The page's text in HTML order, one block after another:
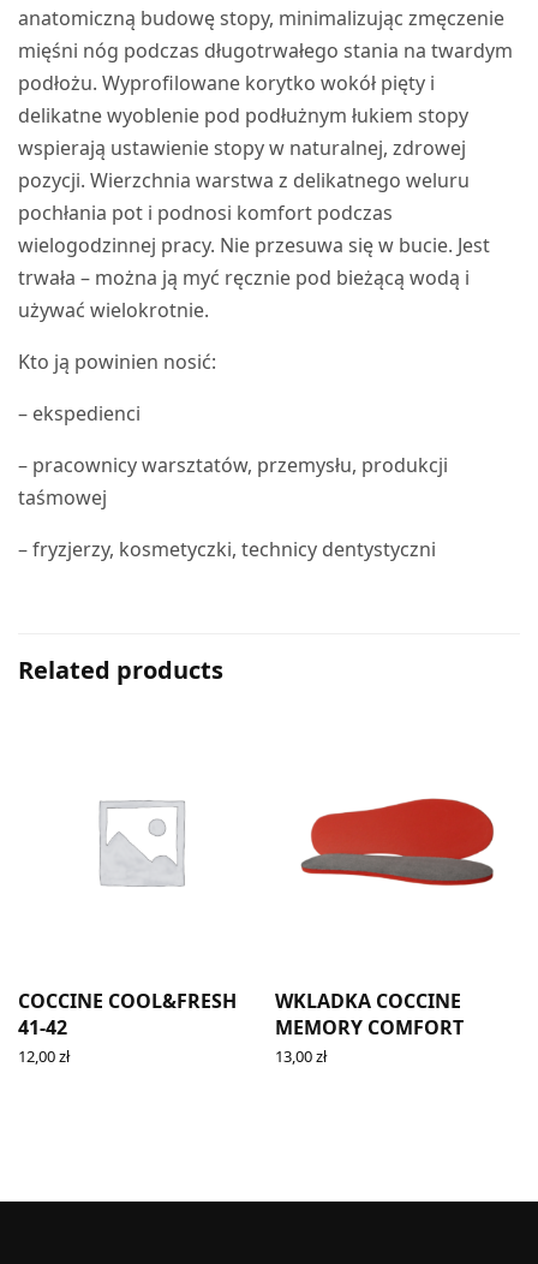
anatomiczną budowę stopy, minimalizując zmęczenie
mięśni nóg podczas długotrwałego stania na twardym
podłożu. Wyprofilowane korytko wokół pięty i
delikatne wyoblenie pod podłużnym łukiem stopy
wspierają ustawienie stopy w naturalnej, zdrowej
pozycji. Wierzchnia warstwa z delikatnego weluru
pochłania pot i podnosi komfort podczas
wielogodzinnej pracy. Nie przesuwa się w bucie. Jest
trwała – można ją myć ręcznie pod bieżącą wodą i
używać wielokrotnie.
Kto ją powinien nosić:
– ekspedienci
– pracownicy warsztatów, przemysłu, produkcji
taśmowej
– fryzjerzy, kosmetyczki, technicy dentystyczni
Related products
COCCINE COOL&FRESH
41-42
12,00zł
WKLADKA COCCINE
MEMORY COMFORT
13,00zł